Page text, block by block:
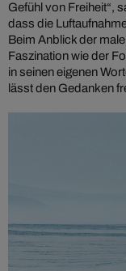
Gefühl von Freiheit“,
dass die
Beim Anblick der
Faszination wie der
in seinen eigenen
lässt den Gedanken